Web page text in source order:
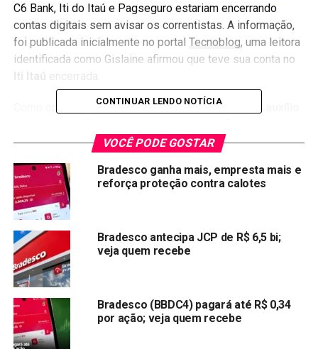
C6 Bank, Iti do Itaú e Pagseguro estariam encerrando
contas digitais sem avisar os correntistas. A informação,
foi publicada inicialmente no portal Tecnoblog, uma leitora
identificada como Gislaine afirmou que teve sua conta no
Como consequência, o dinheiro que ela recebia do
ela sacar ou transferir o dinheiro. O dinheiro do auxílio
estava conseguindo reaver a quantia de volta.
Outra cliente indentificada como Elilda alegou ter recebido
uma notificação do Iti dizendo que sua chave Pix havia
sido excluída. Ela estranhou, já que não havia feito nada
para apagar sua chave.
Elilda afirmou que Iti devolveu o dinheiro um mês depois.
A cliente, então, teve que procurar as pessoas que tinham
feito transferências para ela e cobrá-las novamente. Por
sorte, eram todos conhecidos, então ela conseguiu seu
CONTINUAR LENDO NOTÍCIA
VOCÊ PODE GOSTAR
Bradesco ganha mais, empresta mais e
reforça proteção contra calotes
Bradesco antecipa JCP de R$ 6,5 bi;
veja quem recebe
Bradesco (BBDC4) pagará até R$ 0,34
por ação; veja quem recebe